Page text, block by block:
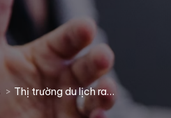
Thị trường du lịch ra…